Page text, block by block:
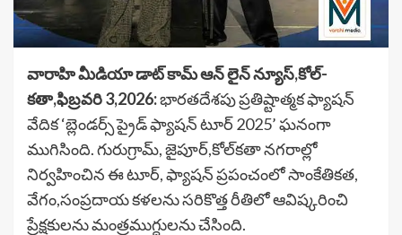
వారాహి మీడియా డాట్ కామ్ ఆన్ లైన్ న్యూస్,కోల్­
కతా,ఫిబ్రవరి 3,2026:భారతదేశపు ప్రతిష్టాత్మక ఫ్యాషన్
వేదిక ‘బ్లెండర్స్ ప్రైడ్ ఫ్యాషన్ టూర్ 2025’ ఘనంగా
ముగిసింది. గురుగ్రామ్, జైపూర్,కోల్­కతా నగరాల్లో
నిర్వహించిన ఈ టూర్, ఫ్యాషన్ ప్రపంచంలో సాంకేతికత,
వేగం,సంప్రదాయ కళలను సరికొత్త రీతిలో ఆవిష్కరించి
ప్రేక్షకులను మంత్రముగ్ధులను చేసింది.